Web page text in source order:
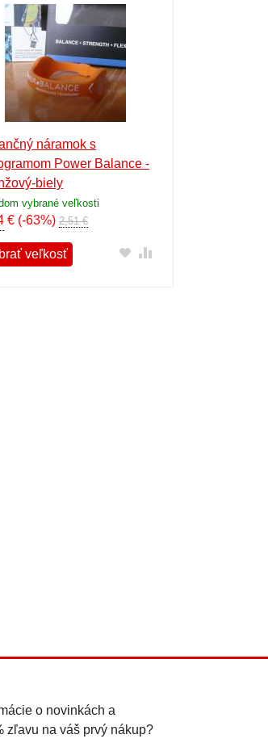
náramok s
Power Balance -
biely
vybrané veľkosti
€ (-63%) 2,51 €
veľkosť
o novinkách a
zľavu na váš prvý nákup?